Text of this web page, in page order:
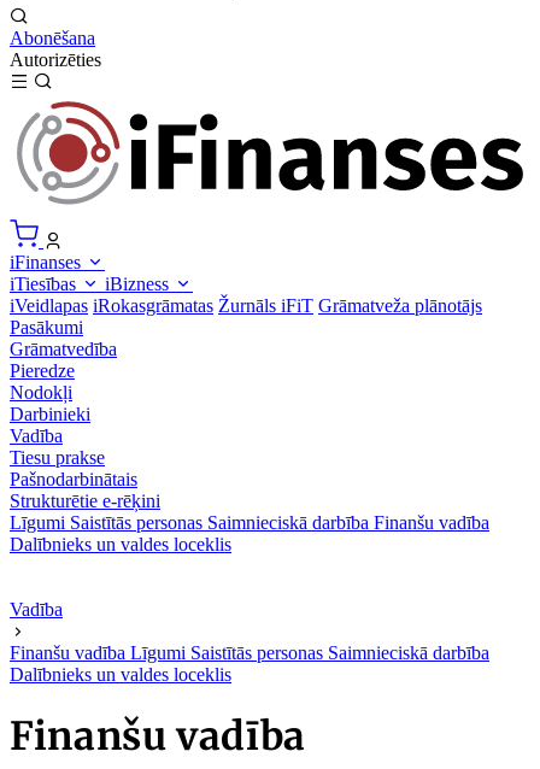
Abonēšana
Autorizēties
iFinanses
iTiesības
iBizness
iVeidlapas iRokasgrāmatas Žurnāls iFiT Grāmatveža plānotājs
Pasākumi
Grāmatvedība
Pieredze
Nodokļi
Darbinieki
Vadība
Tiesu prakse
Pašnodarbinātais
Strukturētie e-rēķini
Līgumi Saistītās personas Saimnieciskā darbība Finanšu vadība
Dalībnieks un valdes loceklis
Vadība
Finanšu vadība Līgumi Saistītās personas Saimnieciskā darbība
Dalībnieks un valdes loceklis
Finanšu vadība